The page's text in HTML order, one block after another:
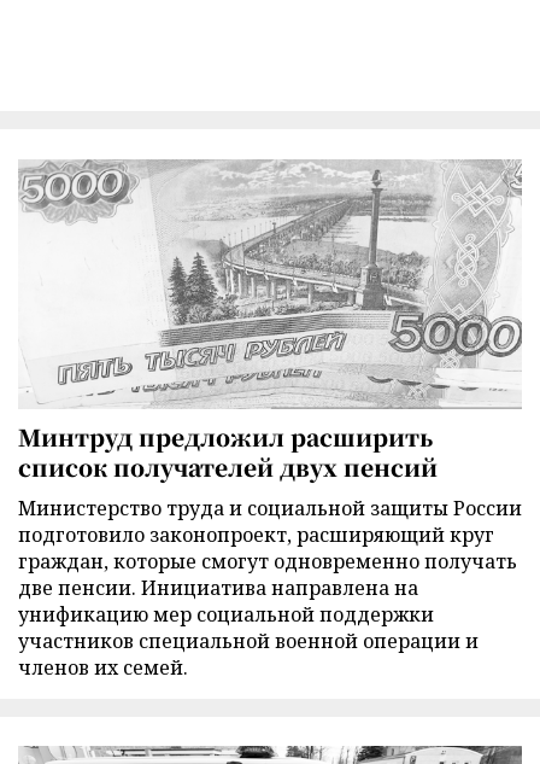
Минтруд предложил расширить
список получателей двух пенсий
Министерство труда и социальной защиты России
подготовило законопроект, расширяющий круг
граждан, которые смогут одновременно получать
две пенсии. Инициатива направлена на
унификацию мер социальной поддержки
участников специальной военной операции и
членов их семей.